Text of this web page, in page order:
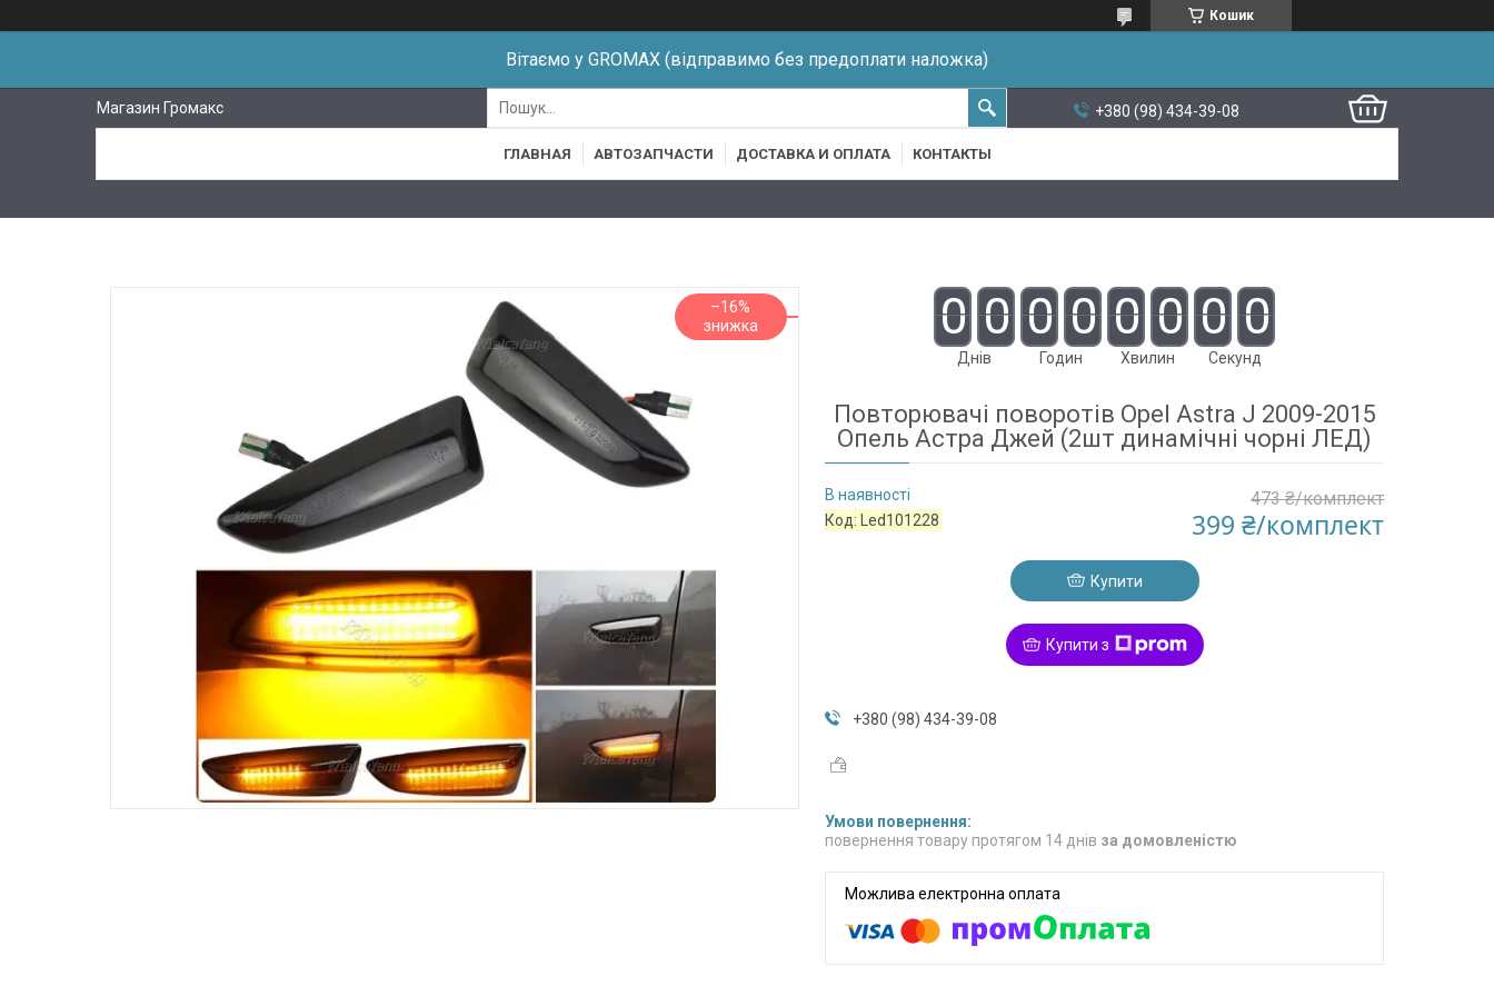
Кошик
Вітаємо у GROMAX (відправимо без предоплати наложка)
Магазин Громакс +380 (98) 434-39-08
ГЛАВНАЯ АВТОЗАПЧАСТИ ДОСТАВКА И ОПЛАТА КОНТАКТЫ
–16% 0 0
Днів
0 0
Годин
0 0
Хвилин
0 0
Секунд
Повторювачі поворотів Opel Astra J 2009-2015
Опель Астра Джей (2шт динамічні чорні ЛЕД)
В наявності
Код:
Led101228
473 ₴/комплект
399 ₴/комплект
Купити
Купити з
+380 (98) 434-39-08
повернення товару протягом 14 днів за домовленістю